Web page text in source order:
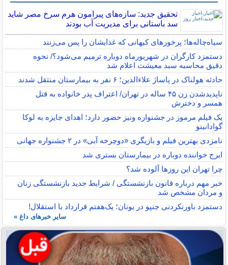
تحقیق جدید: سازه‌های پیرامون هرم سرخ مصر شاید
سد باستانی برای مدیریت آب بودند
سیاه‌چاله‌ها؛ پرخورهای کیهانی که غذایشان را پس می‌زنند
دستمزد کارگران در شهریورماه دوباره ترمیم می‌شود؟/ نحوه
دقیق محاسبه سبد معیشت اعلام شد
حادثه هولناک در پاساژ علاءالدین؛ ۶ نفر به بیمارستان منتقل شدند
ناپدیدشدن زن ۴۵ ساله در تهران/ اعتراف پدر خانواده به قتل
همسر و دخترش
یک فیلم مرموز در جشنواره ونیز حضور دارد؛ اهدای جایزه به لوکا
گوادانینو
نامزدی بهترین فیلم و بازیگری «دوچرخه آبی» در ۲ جشنواره جهانی
ایرج خواننده دوباره در بیمارستان بستری شد
چرا تهران این روزها آلوده شد؟
خبر مهم درباره قانون بازنشستگی / شرایط جدید بازنشستگی زنان
و مردان مشخص شد
دستمزد باورنکردنی جنپو در یونان؛ یک‌هفتم قرارداد با استقلال!
سایر خبرهای داغ »